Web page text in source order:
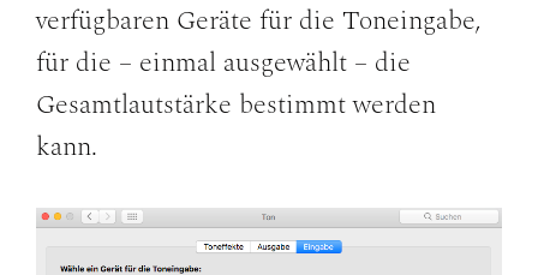
verfügbaren Geräte für die Toneingabe,
für die – einmal ausgewählt – die
Gesamtlautstärke bestimmt werden
kann.